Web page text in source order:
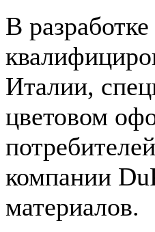
В
Италии,
цветовом
компании
материалов.